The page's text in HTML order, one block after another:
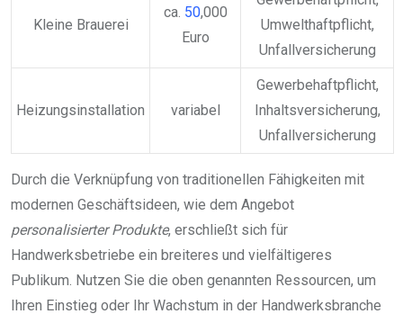
Kleine Brauerei
ca. 50,000
Euro
Umwelthaftpflicht,
Unfallversicherung
Heizungsinstallation variabel
Gewerbehaftpflicht,
Inhaltsversicherung,
Unfallversicherung
Durch die Verknüpfung von traditionellen Fähigkeiten mit
modernen Geschäftsideen, wie dem Angebot
personalisierter Produkte, erschließt sich für
Handwerksbetriebe ein breiteres und vielfältigeres
Publikum. Nutzen Sie die oben genannten Ressourcen, um
Ihren Einstieg oder Ihr Wachstum in der Handwerksbranche